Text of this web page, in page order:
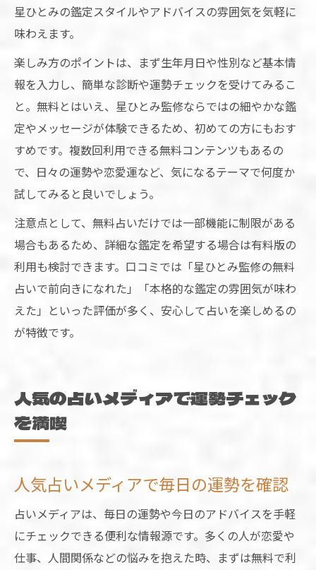
星ひとみの鑑定スタイルやアドバイスの雰囲気を気軽に
味わえます。
楽しみ方のポイントは、まず生年月日や性別など基本情
報を入力し、簡単な診断や運勢チェックを受けてみるこ
と。無料とはいえ、星ひとみ監修ならではの細やかな鑑
定やメッセージが体験できるため、初めての方にもおす
すめです。複数回利用できる無料コンテンツもあるの
で、日々の運勢や恋愛運など、気になるテーマで何度か
試してみると良いでしょう。
注意点として、無料占いだけでは一部機能に制限がある
場合もあるため、詳細な鑑定を希望する場合は有料版の
利用も検討できます。口コミでは「星ひとみ監修の無料
占いで前向きになれた」「本格的な鑑定の雰囲気が味わ
えた」といった評価が多く、安心して占いを楽しめるの
が特徴です。
人気の占いメディアで運勢チェック
を満喫
人気占いメディアで毎日の運勢を確認
占いメディアは、毎日の運勢や今日のアドバイスを手軽
にチェックできる便利な情報源です。多くの人が恋愛や
仕事、人間関係などの悩みを抱えた時、まずは無料で利